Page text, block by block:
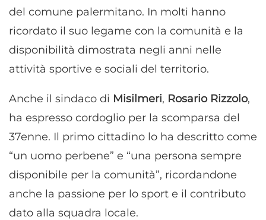
del comune palermitano. In molti hanno
ricordato il suo legame con la comunità e la
disponibilità dimostrata negli anni nelle
attività sportive e sociali del territorio.
Anche il sindaco di Misilmeri, Rosario Rizzolo,
ha espresso cordoglio per la scomparsa del
37enne. Il primo cittadino lo ha descritto come
“un uomo perbene” e “una persona sempre
disponibile per la comunità”, ricordandone
anche la passione per lo sport e il contributo
dato alla squadra locale.